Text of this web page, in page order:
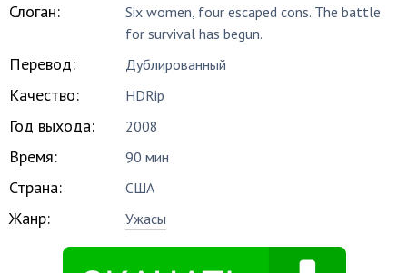
Слоган:
Six women, four escaped cons. The battle
for survival has begun.
Перевод: Дублированный
Качество: HDRip
Год выхода: 2008
Время: 90 мин
Страна: США
Жанр: Ужасы